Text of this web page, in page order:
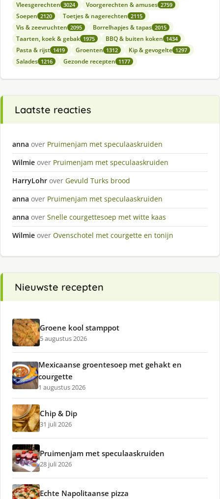
Vleesgerechten 3024 Voorgerechten & amuses 2759
Soepen 2120 Toetjes & nagerechten 2115
Vis & zeevruchten 2095 Borrelhapjes & tapas 2015
Taarten, koek & gebak 1975 BBQ & buiten koken 1434
Pasta & rijst 1419 Groenten 1312 Kip & gevogelte 1297
Salades 1216 Gezonde recepten 1177
Laatste reacties
anna over Pruimenjam met speculaaskruiden
Wilmie over Pruimenjam met speculaaskruiden
HarryLohr over Gevuld Turks brood
anna over Pruimenjam met speculaaskruiden
anna over Snelle courgettesoep met witte kaas
Wilmie over Ovenschotel met courgette en tonijn
Nieuwste recepten
Groene kool stamppot
5 augustus 2026
Mexicaanse groentesoep met gehakt en
courgette
1 augustus 2026
Chip & Dip
31 juli 2026
Pruimenjam met speculaaskruiden
28 juli 2026
Echte Napolitaanse pizza